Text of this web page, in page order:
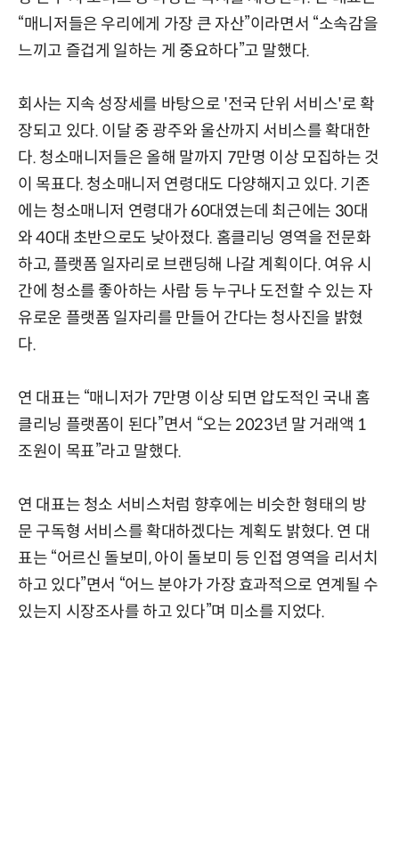
“매니저들은 우리에게 가장 큰 자산”이라면서 “소속감을
느끼고 즐겁게 일하는 게 중요하다”고 말했다.
회사는 지속 성장세를 바탕으로 '전국 단위 서비스'로 확
장되고 있다. 이달 중 광주와 울산까지 서비스를 확대한
다. 청소매니저들은 올해 말까지 7만명 이상 모집하는 것
이 목표다. 청소매니저 연령대도 다양해지고 있다. 기존
에는 청소매니저 연령대가 60대였는데 최근에는 30대
와 40대 초반으로도 낮아졌다. 홈클리닝 영역을 전문화
하고, 플랫폼 일자리로 브랜딩해 나갈 계획이다. 여유 시
간에 청소를 좋아하는 사람 등 누구나 도전할 수 있는 자
유로운 플랫폼 일자리를 만들어 간다는 청사진을 밝혔
다.
연 대표는 “매니저가 7만명 이상 되면 압도적인 국내 홈
클리닝 플랫폼이 된다”면서 “오는 2023년 말 거래액 1
조원이 목표”라고 말했다.
연 대표는 청소 서비스처럼 향후에는 비슷한 형태의 방
문 구독형 서비스를 확대하겠다는 계획도 밝혔다. 연 대
표는 “어르신 돌보미, 아이 돌보미 등 인접 영역을 리서치
하고 있다”면서 “어느 분야가 가장 효과적으로 연계될 수
있는지 시장조사를 하고 있다”며 미소를 지었다.